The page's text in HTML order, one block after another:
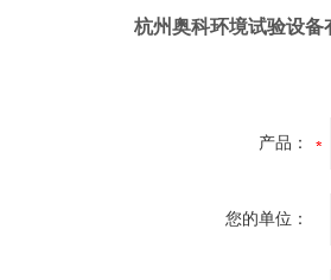
杭州奥科环境试验设备
产品：
您的单位：